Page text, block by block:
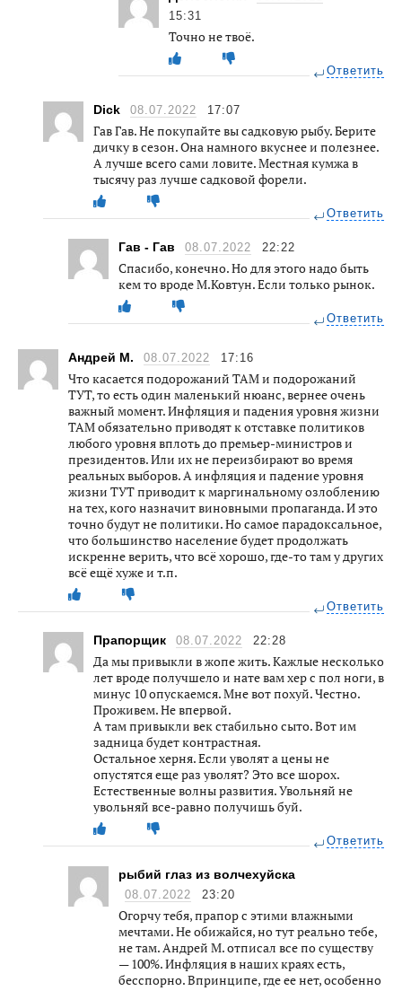
15:31
Точно не твоё.
Ответить
Dick 08.07.2022 17:07
Гав Гав. Не покупайте вы садковую рыбу. Берите
дичку в сезон. Она намного вкуснее и полезнее.
А лучше всего сами ловите. Местная кумжа в
тысячу раз лучше садковой форели.
Ответить
Гав - Гав 08.07.2022 22:22
Спасибо, конечно. Но для этого надо быть
кем то вроде М.Ковтун. Если только рынок.
Ответить
Андрей М. 08.07.2022 17:16
Что касается подорожаний ТАМ и подорожаний
ТУТ, то есть один маленький нюанс, вернее очень
важный момент. Инфляция и падения уровня жизни
ТАМ обязательно приводят к отставке политиков
любого уровня вплоть до премьер-министров и
президентов. Или их не переизбирают во время
реальных выборов. А инфляция и падение уровня
жизни ТУТ приводит к маргинальному озлоблению
на тех, кого назначит виновными пропаганда. И это
точно будут не политики. Но самое парадоксальное,
что большинство население будет продолжать
искренне верить, что всё хорошо, где-то там у других
всё ещё хуже и т.п.
Ответить
Прапорщик 08.07.2022 22:28
Да мы привыкли в жопе жить. Кажлые несколько
лет вроде получшело и нате вам хер с пол ноги, в
минус 10 опускаемся. Мне вот похуй. Честно.
Проживем. Не впервой.
А там привыкли век стабильно сыто. Вот им
задница будет контрастная.
Остальное херня. Если уволят а цены не
опустятся еще раз уволят? Это все шорох.
Естественные волны развития. Увольняй не
увольняй все-равно получишь буй.
Ответить
рыбий глаз из волчехуйска
08.07.2022 23:20
Огорчу тебя, прапор с этими влажными
мечтами. Не обижайся, но тут реально тебе,
не там. Андрей М. отписал все по существу
— 100%. Инфляция в наших краях есть,
бесспорно. Впринципе, где ее нет, особенно